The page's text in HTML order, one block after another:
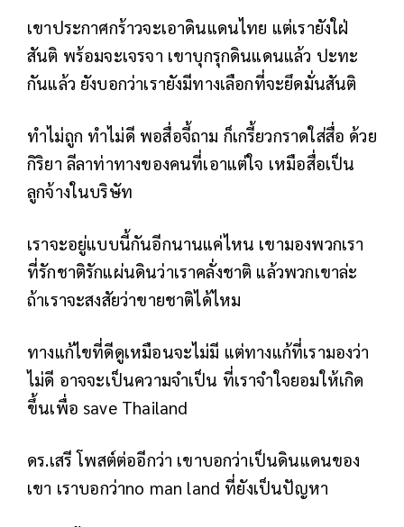
เขาประกาศกร้าวจะเอาดินแดนไทย แต่เรายังใฝ่
สันติ พร้อมจะเจรจา เขาบุกรุกดินแดนแล้ว ปะทะ
กันแล้ว ยังบอกว่าเรายังมีทางเลือกที่จะยึดมั่นสันติ
ทำไม่ถูก ทำไม่ดี พอสื่อจี้ถาม ก็เกรี้ยวกราดใส่สื่อ ด้วย
กิริยา ลีลาท่าทางของคนที่เอาแต่ใจ เหมือสื่อเป็น
ลูกจ้างในบริษัท
เราจะอยู่แบบนี้กันอีกนานแค่ไหน เขามองพวกเรา
ที่รักชาติรักแผ่นดินว่าเราคลั่งชาติ แล้วพวกเขาล่ะ
ถ้าเราจะสงสัยว่าขายชาติได้ไหม
ทางแก้ไขที่ดีดูเหมือนจะไม่มี แต่ทางแก้ที่เรามองว่า
ไม่ดี อาจจะเป็นความจำเป็น ที่เราจำใจยอมให้เกิด
ขึ้นเพื่อ save Thailand
ดร.เสรี โพสต์ต่ออีกว่า เขาบอกว่าเป็นดินแดนของ
เขา เราบอกว่าno man land ที่ยังเป็นปัญหา